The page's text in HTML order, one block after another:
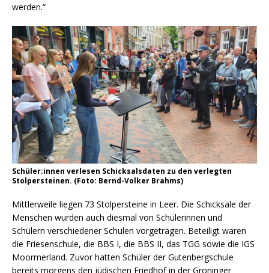
werden.“
Schüler:innen verlesen Schicksalsdaten zu den verlegten
Stolpersteinen. (Foto: Bernd-Volker Brahms)
Mittlerweile liegen 73 Stolpersteine in Leer. Die Schicksale der
Menschen wurden auch diesmal von Schülerinnen und
Schülern verschiedener Schulen vorgetragen. Beteiligt waren
die Friesenschule, die BBS I, die BBS II, das TGG sowie die IGS
Moormerland. Zuvor hatten Schüler der Gutenbergschule
bereits morgens den jüdischen Friedhof in der Groninger